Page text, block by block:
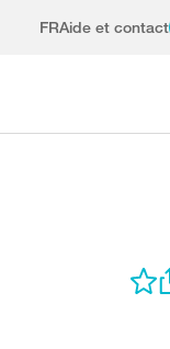
FRAide et contact